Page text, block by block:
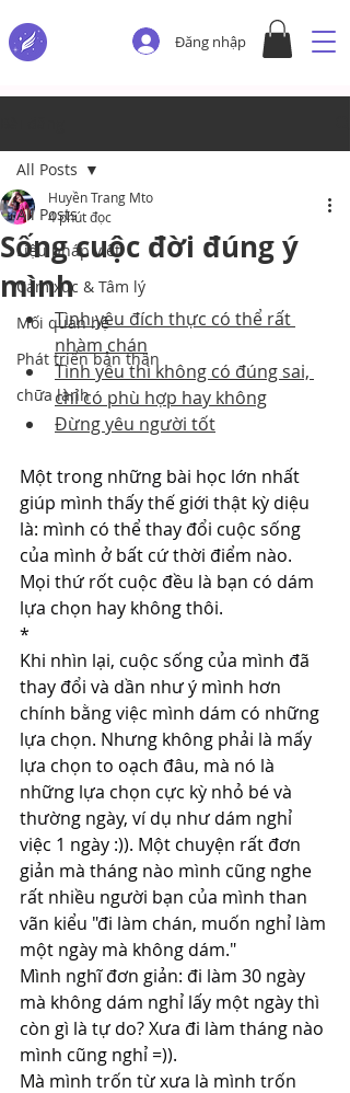
Đăng nhập
All Posts
Liệu pháp viết
Cảm xúc & Tâm lý
Mối quan hệ
Phát triển bản thân
chữa lành
All Posts
Sống cuộc đời đúng ý
mình
Huyền Trang Mto
4 phút đọc
Tình yêu đích thực có thể rất
nhàm chán
Tình yêu thì không có đúng sai,
chỉ có phù hợp hay không
Đừng yêu người tốt
Một trong những bài học lớn nhất
giúp mình thấy thế giới thật kỳ diệu
là: mình có thể thay đổi cuộc sống
của mình ở bất cứ thời điểm nào.
Mọi thứ rốt cuộc đều là bạn có dám
lựa chọn hay không thôi.
*
Khi nhìn lại, cuộc sống của mình đã
thay đổi và dần như ý mình hơn
chính bằng việc mình dám có những
lựa chọn. Nhưng không phải là mấy
lựa chọn to oạch đâu, mà nó là
những lựa chọn cực kỳ nhỏ bé và
thường ngày, ví dụ như dám nghỉ
việc 1 ngày :)). Một chuyện rất đơn
giản mà tháng nào mình cũng nghe
rất nhiều người bạn của mình than
vãn kiểu "đi làm chán, muốn nghỉ làm
một ngày mà không dám."
Mình nghĩ đơn giản: đi làm 30 ngày
mà không dám nghỉ lấy một ngày thì
còn gì là tự do? Xưa đi làm tháng nào
mình cũng nghỉ =)).
Mà mình trốn từ xưa là mình trốn